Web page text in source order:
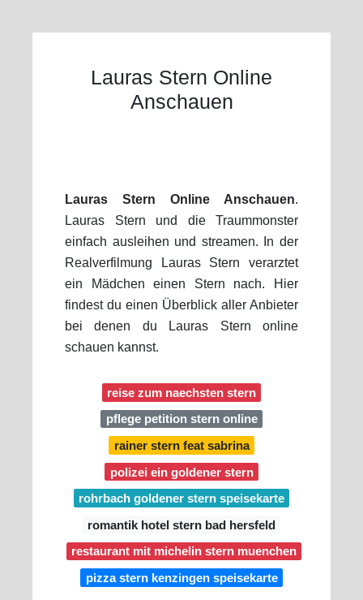
Lauras Stern Online
Anschauen
Lauras Stern Online Anschauen.
Lauras Stern und die Traummonster
einfach ausleihen und streamen. In der
Realverfilmung Lauras Stern verarztet
ein Mädchen einen Stern nach. Hier
findest du einen Überblick aller Anbieter
bei denen du Lauras Stern online
schauen kannst.
reise zum naechsten stern
pflege petition stern online
rainer stern feat sabrina
polizei ein goldener stern
rohrbach goldener stern speisekarte
romantik hotel stern bad hersfeld
restaurant mit michelin stern muenchen
pizza stern kenzingen speisekarte